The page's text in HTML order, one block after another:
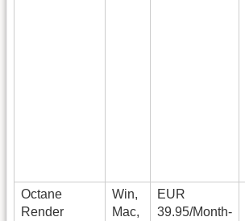
Octane
Render
Win,
Mac,
EUR
39.95/Month-